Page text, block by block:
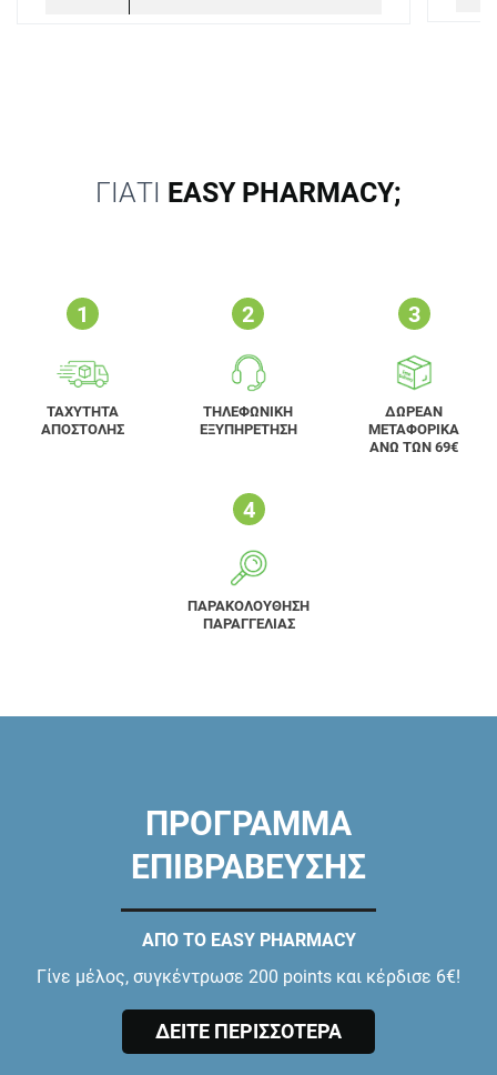
ΓΙΑΤΙ EASY PHARMACY;
ΤΑΧΥΤΗΤΑ
ΑΠΟΣΤΟΛΗΣ
ΤΗΛΕΦΩΝΙΚΗ
ΕΞΥΠΗΡΕΤΗΣΗ
ΔΩΡΕΑΝ
ΜΕΤΑΦΟΡΙΚΑ
ΑΝΩ ΤΩΝ 69€
ΠΑΡΑΚΟΛΟΥΘΗΣΗ
ΠΑΡΑΓΓΕΛΙΑΣ
ΠΡΟΓΡΑΜΜΑ
ΕΠΙΒΡΑΒΕΥΣΗΣ
ΑΠΟ ΤΟ EASY PHARMACY
Γίνε μέλος, συγκέντρωσε 200 points και κέρδισε 6€!
ΔΕΙΤΕ ΠΕΡΙΣΣΟΤΕΡΑ